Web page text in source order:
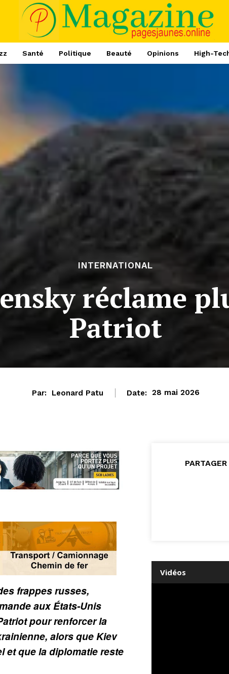
Santé Politique Beauté Opinions High-
INTERNATIONAL
réclame
Patriot
Par: Leonard Patu Date: 28 mai 2026
frappes russes,
aux États-Unis
pour renforcer la
alors que Kiev
et que la diplomatie reste
Vidéos